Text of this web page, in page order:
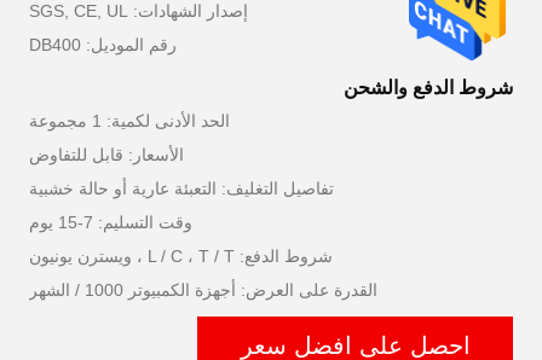
إصدار الشهادات: SGS, CE, UL
رقم الموديل: DB400
شروط الدفع والشحن
الحد الأدنى لكمية: 1 مجموعة
الأسعار: قابل للتفاوض
تفاصيل التغليف: التعبئة عارية أو حالة خشبية
وقت التسليم: 7-15 يوم
شروط الدفع: L / C ، T / T ، ويسترن يونيون
القدرة على العرض: أجهزة الكمبيوتر 1000 / الشهر
احصل على افضل سعر